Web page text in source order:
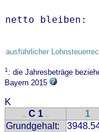
netto
ausführlicher
1: die Jahresbeträge
Bayern 2015
K
.. C 1 .. 1
Grundgehalt: